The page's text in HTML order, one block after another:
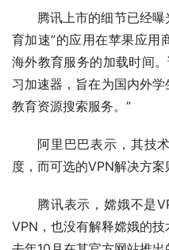
腾讯上市的细节已经
育加速”的应用在苹果应用
海外教育服务的加载时间
习加速器，旨在为国内外
教育资源搜索服务。”
阿里巴巴表示，其技
度，而可选的VPN解决方
腾讯表示，嫦娥不是
VPN，也没有解释嫦娥的